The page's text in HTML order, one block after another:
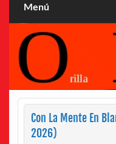
Menú
Con La Mente En
2026)